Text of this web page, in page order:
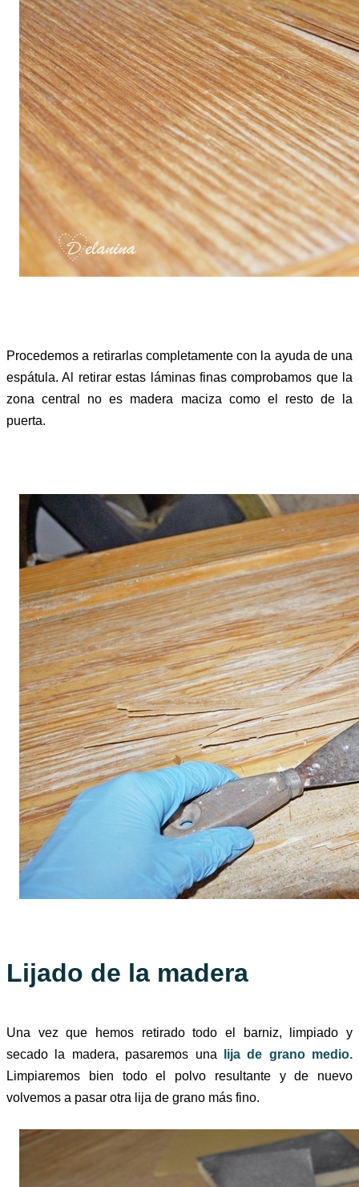
Procedemos a retirarlas completamente con la ayuda de una
espátula. Al retirar estas láminas finas comprobamos que la
zona central no es madera maciza como el resto de la
puerta.
Lijado de la madera
Una vez que hemos retirado todo el barniz, limpiado y
secado la madera, pasaremos una
lija de grano medio.
Limpiaremos bien todo el polvo resultante y de nuevo
volvemos a pasar otra lija de grano más fino.